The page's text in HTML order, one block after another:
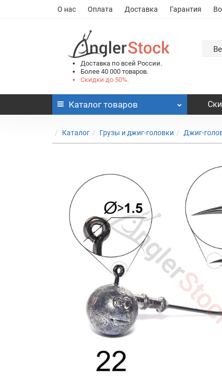
О нас Оплата Доставка Гарантия
Доставка по всей России.
Более 40 000 товаров.
Скидки до 50%.
Каталог товаров
Каталог Грузы и джиг-головки Джиг-